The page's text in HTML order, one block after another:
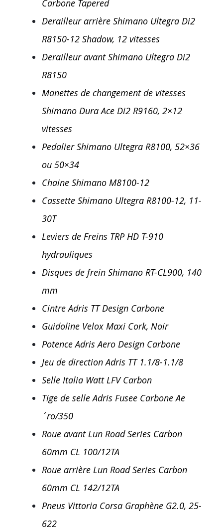
Carbone Tapered
Derailleur arrière Shimano Ultegra Di2
R8150-12 Shadow, 12 vitesses
Derailleur avant Shimano Ultegra Di2
R8150
Manettes de changement de vitesses
Shimano Dura Ace Di2 R9160, 2×12
vitesses
Pedalier Shimano Ultegra R8100, 52×36
ou 50×34
Chaine Shimano M8100-12
Cassette Shimano Ultegra R8100-12, 11-
30T
Leviers de Freins TRP HD T-910
hydrauliques
Disques de frein Shimano RT-CL900, 140
mm
Cintre Adris TT Design Carbone
Guidoline Velox Maxi Cork, Noir
Potence Adris Aero Design Carbone
Jeu de direction Adris TT 1.1/8-1.1/8
Selle Italia Watt LFV Carbon
Tige de selle Adris Fusee Carbone Ae
´ro/350
Roue avant Lun Road Series Carbon
60mm CL 100/12TA
Roue arrière Lun Road Series Carbon
60mm CL 142/12TA
Pneus Vittoria Corsa Graphène G2.0, 25-
622